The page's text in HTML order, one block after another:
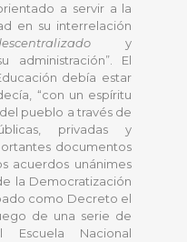
a servir a la
en su interrelación
y
administración”. El
debía estar
“con un espíritu
pueblo a través de
privadas y
documentos
acuerdos unánimes
la Democratización
como Decreto el
de una serie de
Escuela Nacional